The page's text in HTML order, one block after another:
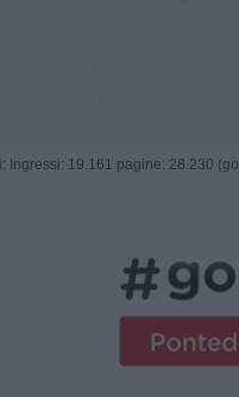
Ingressi: 19.161 pagine: 28.230